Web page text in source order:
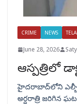
CRIME NEWS
June 28, 2026
ఆస్పత్రిలో
హైదరాబాద్‌లోని ఎల్బీ
అర్ధరాత్రి జరిగిన